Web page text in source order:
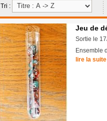
Tri :
Jeu de
Sortie le
Ensemble
lire la suite